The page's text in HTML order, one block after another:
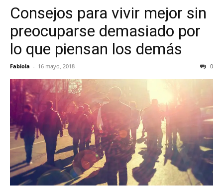
Consejos para vivir mejor sin
preocuparse demasiado por
lo que piensan los demás
Fabiola - 16 mayo, 2018 0